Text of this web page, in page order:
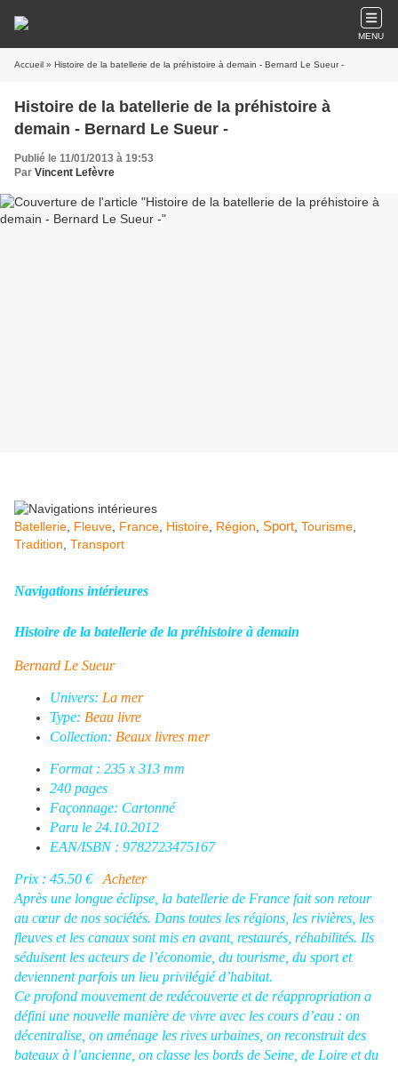
MENU
Accueil » Histoire de la batellerie de la préhistoire à demain - Bernard Le Sueur -
Histoire de la batellerie de la préhistoire à
demain - Bernard Le Sueur -
Publié le 11/01/2013 à 19:53
Par Vincent Lefèvre
Batellerie Fleuve France Histoire Région Sport Tourisme
Tradition Transport
Navigations intérieures
Histoire de la batellerie de la préhistoire à demain
Bernard Le Sueur
Univers: La mer
Type: Beau livre
Collection: Beaux livres mer
Format : 235 x 313 mm
240 pages
Façonnage: Cartonné
Paru le 24.10.2012
EAN/ISBN : 9782723475167
Prix : 45.50 €
Acheter
Après une longue éclipse, la batellerie de France fait son retour
au cœur de nos sociétés. Dans toutes les régions, les rivières, les
fleuves et les canaux sont mis en avant, restaurés, réhabilités. Ils
séduisent les acteurs de l’économie, du tourisme, du sport et
deviennent parfois un lieu privilégié d’habitat.
Ce profond mouvement de redécouverte et de réappropriation a
défini une nouvelle manière de vivre avec les cours d’eau : on
décentralise, on aménage les rives urbaines, on reconstruit des
bateaux à l’ancienne, on classe les bords de Seine, de Loire et du